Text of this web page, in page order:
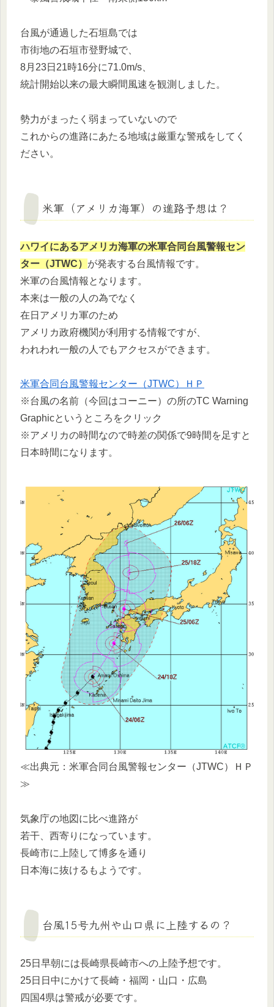
台風が通過した石垣島では
市街地の石垣市登野城で、
8月23日21時16分に71.0m/s、
統計開始以来の最大瞬間風速を観測しました。
勢力がまったく弱まっていないので
これからの進路にあたる地域は厳重な警戒をしてく
ださい。
米軍（アメリカ海軍）の進路予想は？
ハワイにあるアメリカ海軍の米軍合同台風警報セン
ター（JTWC） が発表する台風情報です。
米軍の台風情報となります。
本来は一般の人の為でなく
在日アメリカ軍のため
アメリカ政府機関が利用する情報ですが、
われわれ一般の人でもアクセスができます。
米軍合同台風警報センター（JTWC）ＨＰ
※台風の名前（今回はコーニー）の所のTC Warning
Graphicというところをクリック
※アメリカの時間なので時差の関係で9時間を足すと
日本時間になります。
≪出典元：米軍合同台風警報センター（JTWC）ＨＰ
≫
気象庁の地図に比べ進路が
若干、西寄りになっています。
長崎市に上陸して博多を通り
日本海に抜けるもようです。
台風15号九州や山口県に上陸するの？
25日早朝には長崎県長崎市への上陸予想です。
25日日中にかけて長崎・福岡・山口・広島
四国4県は警戒が必要です。